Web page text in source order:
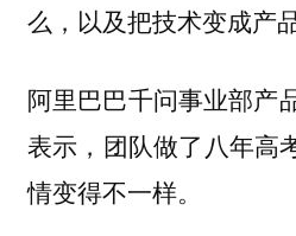
么，以及把技术变成产
阿里巴巴千问事业部产
表示，团队做了八年高
情变得不一样。